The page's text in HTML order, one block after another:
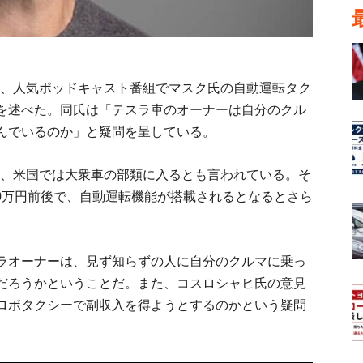
人気ポッドキャスト番組でマスク氏の自動運転タク
べた。同氏は「テスラ車のオーナーは自分のクル
いるのか」と疑問を呈している。
米国では大衆車の部類に入るとも言われている。そ
円前後で、自動運転機能が搭載されるとなるとさら
ーナーは、見ず知らずの人に自分のクルマに乗っ
うかということだ。また、コスロシャヒ氏の意見
タクシーで副収入を得ようとするのかという疑問